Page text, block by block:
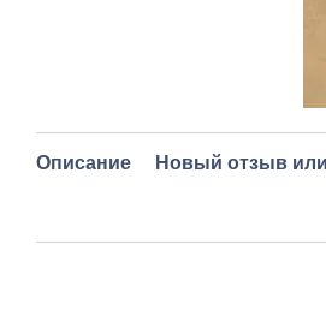
Описание Новый отзыв